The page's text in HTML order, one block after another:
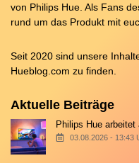
von Philips Hue. Als Fans
rund um das Produkt mit
Seit 2020 sind unsere
Hueblog.com zu finden.
Aktuelle Beiträge
Philips Hue
03.08.2026 - 13:43